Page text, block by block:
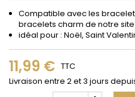
Compatible avec les
bracelets charm de notre site
idéal pour : Noël, Saint
11,99 € TTC
Livraison entre 2 et 3 jours